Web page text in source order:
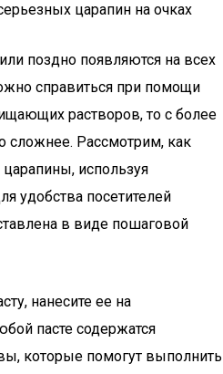
царапин на очках
поздно появляются на всех
справиться при помощи
растворов, то с более
сложнее. Рассмотрим, как
используя
удобства посетителей
в виде пошаговой
нанесите ее на
пасте содержатся
которые помогут выполнить